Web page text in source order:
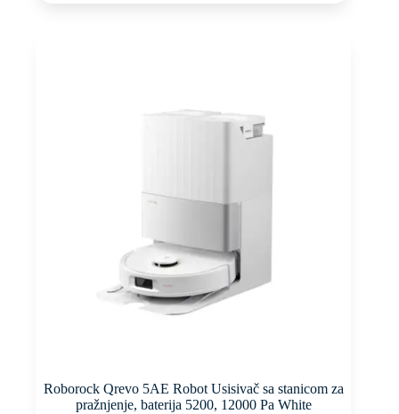
Roborock Qrevo 5AE Robot Usisivač sa stanicom za
pražnjenje, baterija 5200, 12000 Pa White